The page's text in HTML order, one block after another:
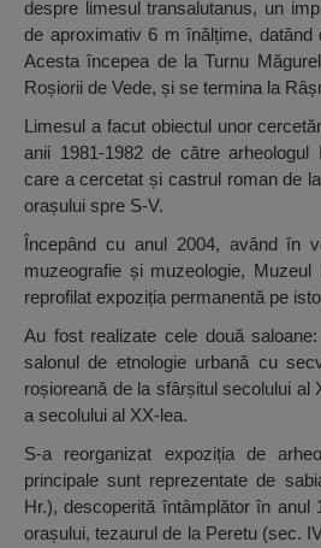
despre limesul transalutanus, un
de aproximativ 6 m înălțime, datând
Acesta începea de la Turnu
Roșiorii de Vede, și se termina la
Limesul a facut obiectul unor
anii 1981-1982 de către arheologul
care a cercetat și castrul roman de
orașului spre S-V.
Începând cu anul 2004, având în
muzeografie și muzeologie,
reprofilat expoziția permanentă pe
Au fost realizate cele două
salonul de etnologie urbană cu
roșioreană de la sfârșitul secolului al
a secolului al XX-lea.
S-a reorganizat expoziția de
principale sunt reprezentate de
Hr.), descoperită întâmplător în anul
orașului, tezaurul de la Peretu (sec.